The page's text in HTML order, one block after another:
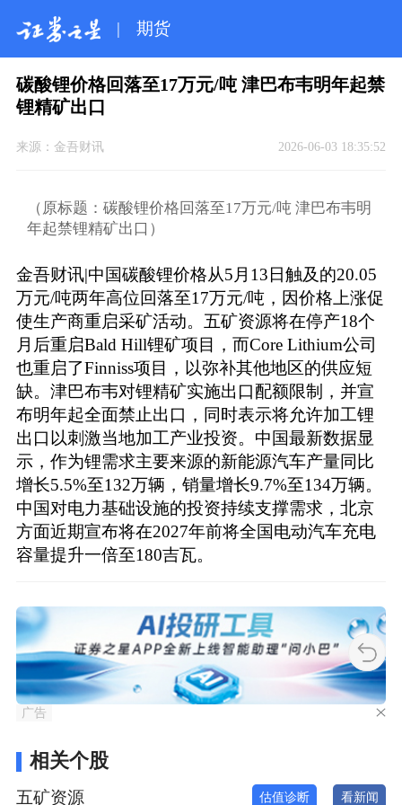
| 期货
碳酸锂价格回落至17万元/吨 津巴布韦明年起禁
锂精矿出口
来源： 金吾财讯 2026-06-03 18:35:52
（原标题：碳酸锂价格回落至17万元/吨 津巴布韦明
年起禁锂精矿出口）
金吾财讯|中国碳酸锂价格从5月13日触及的20.05
万元/吨两年高位回落至17万元/吨，因价格上涨促
使生产商重启采矿活动。五矿资源将在停产18个
月后重启Bald Hill锂矿项目，而Core Lithium公司
也重启了Finniss项目，以弥补其他地区的供应短
缺。津巴布韦对锂精矿实施出口配额限制，并宣
布明年起全面禁止出口，同时表示将允许加工锂
出口以刺激当地加工产业投资。中国最新数据显
示，作为锂需求主要来源的新能源汽车产量同比
增长5.5%至132万辆，销量增长9.7%至134万辆。
中国对电力基础设施的投资持续支撑需求，北京
方面近期宣布将在2027年前将全国电动汽车充电
容量提升一倍至180吉瓦。
广告
相关个股
五矿资源 估值诊断 看新闻